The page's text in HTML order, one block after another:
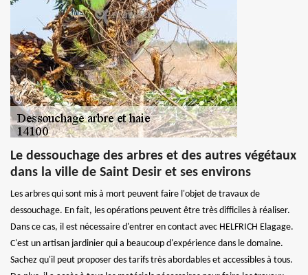
Le dessouchage des arbres et des autres végétaux
dans la ville de Saint Desir et ses environs
Les arbres qui sont mis à mort peuvent faire l'objet de travaux de
dessouchage. En fait, les opérations peuvent être très difficiles à réaliser.
Dans ce cas, il est nécessaire d'entrer en contact avec HELFRICH Elagage.
C'est un artisan jardinier qui a beaucoup d'expérience dans le domaine.
Sachez qu'il peut proposer des tarifs très abordables et accessibles à tous.